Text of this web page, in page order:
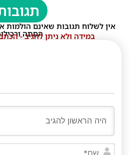
אין לשלוח תגובות שאינם הולמות
הסתה
במידה ולא ניתן להגיב -